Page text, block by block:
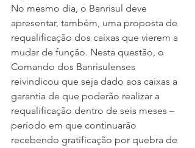
No mesmo dia, o Banrisul deve
apresentar, também, uma proposta de
requalificação dos caixas que vierem a
mudar de função. Nesta questão, o
Comando dos Banrisulenses
reivindicou que seja dado aos caixas a
garantia de que poderão realizar a
requalificação dentro de seis meses –
período em que continuarão
recebendo gratificação por quebra de